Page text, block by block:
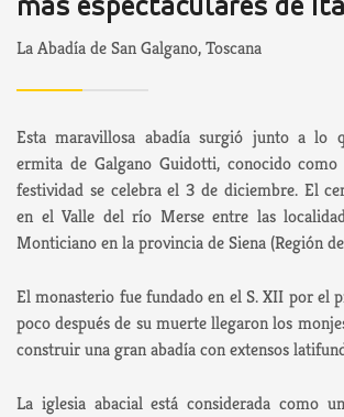
más espectaculares de
La Abadía de San Galgano, Toscana
Esta maravillosa abadía surgió junto a lo
ermita de Galgano Guidotti, conocido como
festividad se celebra el 3 de diciembre. El
en el Valle del río Merse entre las
Monticiano en la provincia de Siena (Región
El monasterio fue fundado en el S. XII por el
poco después de su muerte llegaron los
construir una gran abadía con extensos
La iglesia abacial está considerada como